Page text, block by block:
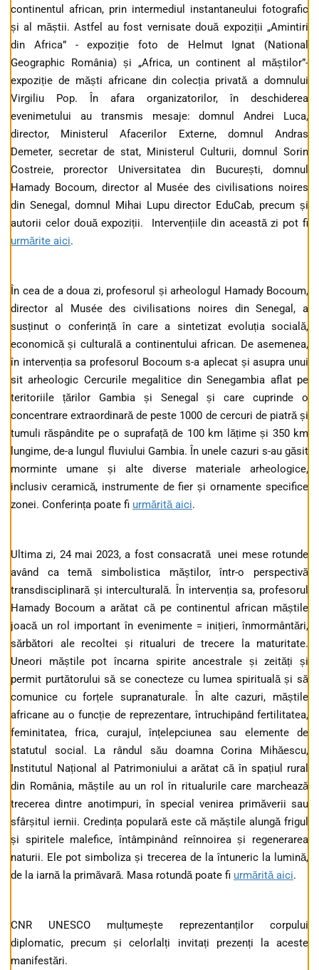
continentul african, prin intermediul instantaneului fotografic
și al măștii. Astfel au fost vernisate două expoziții „Amintiri
din Africa” - expoziție foto de Helmut Ignat (National
Geographic România) și „Africa, un continent al măștilor”-
expoziție de măști africane din colecția privată a domnului
Virgiliu Pop. În afara organizatorilor, în deschiderea
evenimetului au transmis mesaje: domnul Andrei Luca,
director, Ministerul Afacerilor Externe, domnul Andras
Demeter, secretar de stat, Ministerul Culturii, domnul Sorin
Costreie, prorector Universitatea din București, domnul
Hamady Bocoum, director al Musée des civilisations noires
din Senegal, domnul Mihai Lupu director EduCab, precum și
autorii celor două expoziții. Intervențiile din această zi pot fi
urmărite aici.
În cea de a doua zi, profesorul și arheologul Hamady Bocoum,
director al Musée des civilisations noires din Senegal, a
susținut o conferință în care a sintetizat evoluția socială,
economică și culturală a continentului african. De asemenea,
în intervenția sa profesorul Bocoum s-a aplecat și asupra unui
sit arheologic Cercurile megalitice din Senegambia aflat pe
teritoriile țărilor Gambia și Senegal și care cuprinde o
concentrare extraordinară de peste 1000 de cercuri de piatră și
tumuli răspândite pe o suprafață de 100 km lățime și 350 km
lungime, de-a lungul fluviului Gambia. În unele cazuri s-au găsit
morminte umane și alte diverse materiale arheologice,
inclusiv ceramică, instrumente de fier și ornamente specifice
zonei. Conferința poate fi urmărită aici.
Ultima zi, 24 mai 2023, a fost consacrată unei mese rotunde
având ca temă simbolistica măștilor, într-o perspectivă
transdisciplinară și interculturală. În intervenția sa, profesorul
Hamady Bocoum a arătat că pe continentul african măștile
joacă un rol important în evenimente = inițieri, înmormântări,
sărbători ale recoltei și ritualuri de trecere la maturitate.
Uneori măștile pot încarna spirite ancestrale și zeități și
permit purtătorului să se conecteze cu lumea spirituală și să
comunice cu forțele supranaturale. În alte cazuri, măștile
africane au o funcție de reprezentare, întruchipând fertilitatea,
feminitatea, frica, curajul, înțelepciunea sau elemente de
statutul social. La rândul său doamna Corina Mihăescu,
Institutul Național al Patrimoniului a arătat că în spațiul rural
din România, măștile au un rol în ritualurile care marchează
trecerea dintre anotimpuri, în special venirea primăverii sau
sfârșitul iernii. Credința populară este că măștile alungă frigul
și spiritele malefice, întâmpinând reînnoirea și regenerarea
naturii. Ele pot simboliza și trecerea de la întuneric la lumină,
de la iarnă la primăvară. Masa rotundă poate fi urmărită aici.
CNR UNESCO mulțumește reprezentanților corpului
diplomatic, precum și celorlalți invitați prezenți la aceste
manifestări.